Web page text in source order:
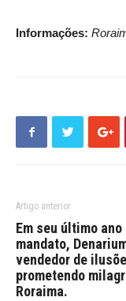
Informações:
Artigo anterior
Em seu último ano
mandato,
vendedor de
prometendo
Roraima.